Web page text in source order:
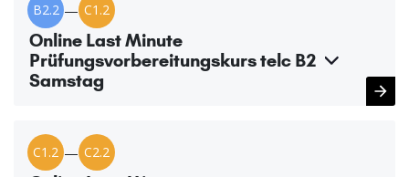
B2.2 — C1.2
Online Last Minute
Prüfungsvorbereitungskurs telc B2
Samstag
C1.2 — C2.2